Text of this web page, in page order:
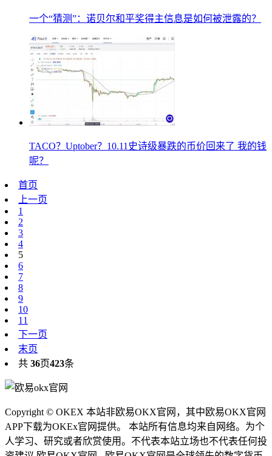
一个“猜测”：诺贝尔和平奖得主信息是如何被泄露的？
TACO？Uptober？10.11史诗级暴跌的币价回来了 我的钱
呢？
首页
上一页
1
2
3
4
5
6
7
8
9
10
11
下一页
末页
共 36页423条
Copyright © OKEX 本站非欧易OKX官网，其中欧易OKX官网
APP下载为OKEx官网提供。 本站所有信息均来自网络。为个
人学习、研究或者欣赏使用。不代表本站立场也不代表任何投